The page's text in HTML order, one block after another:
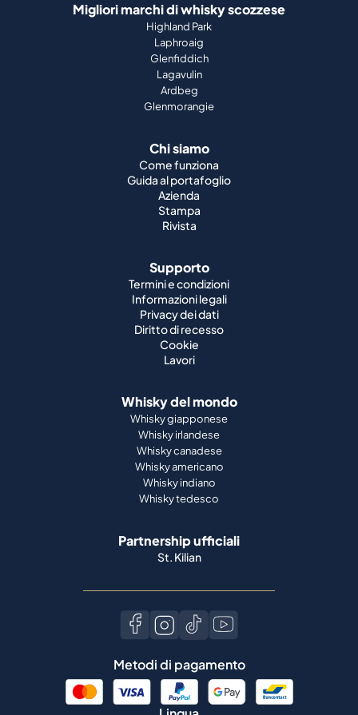
Migliori marchi di whisky scozzese
Highland Park
Laphroaig
Glenfiddich
Lagavulin
Ardbeg
Glenmorangie
Chi siamo
Come funziona
Guida al portafoglio
Azienda
Stampa
Rivista
Supporto
Termini e condizioni
Informazioni legali
Privacy dei dati
Diritto di recesso
Cookie
Lavori
Whisky del mondo
Whisky giapponese
Whisky irlandese
Whisky canadese
Whisky americano
Whisky indiano
Whisky tedesco
Partnership ufficiali
St. Kilian
Metodi di pagamento